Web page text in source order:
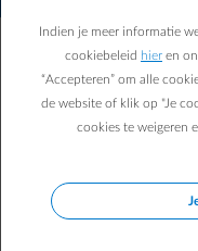
Ons team is op
Noteer dit
het door aan de
Indien je meer informatie
cookiebeleid hier en
“Accepteren” om alle
de website of klik op "Je
cookies te weigeren